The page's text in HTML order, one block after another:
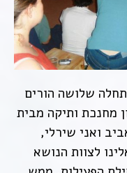
שלושה הורים
מחנכת ותיקה מבית
ואני שירלי,
לצוות הנושא